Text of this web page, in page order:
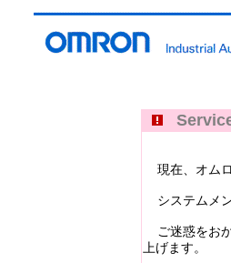
現在、オムロ
システムメン
ご迷惑をお
上げます。